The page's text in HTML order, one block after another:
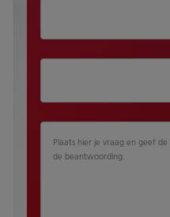
Plaats hier je vraag en geef
de beantwoording.